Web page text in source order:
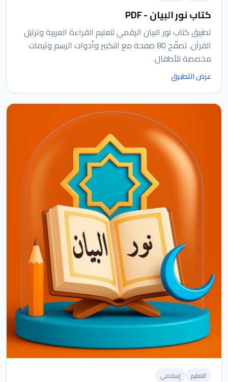
كتاب نور البيان - PDF
تطبيق كتاب نور البيان الرقمي لتعليم القراءة العربية وترتيل
القرآن. تصفّح 80 صفحة مع التكبير وأدوات الرسم وثيمات
مخصصة للأطفال.
عرض التطبيق
التعليم إسلامي